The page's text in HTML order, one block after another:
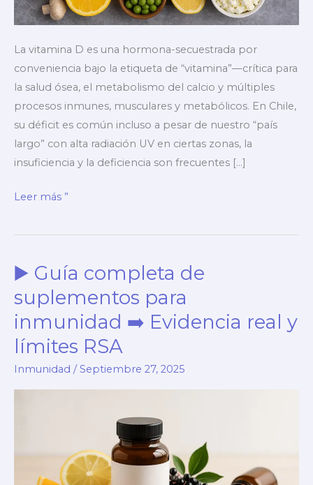
La vitamina D es una hormona-secuestrada por
conveniencia bajo la etiqueta de “vitamina”—crítica para
la salud ósea, el metabolismo del calcio y múltiples
procesos inmunes, musculares y metabólicos. En Chile,
su déficit es común incluso a pesar de nuestro “país
largo” con alta radiación UV en ciertas zonas, la
insuficiencia y la deficiencia son frecuentes […]
▶️
D
Chile
dieta,
suplementos
y
Leer más ”
▶️ Guía completa de
suplementos para
inmunidad ➡️ Evidencia real y
límites RSA
Inmunidad /Septiembre 27, 2025